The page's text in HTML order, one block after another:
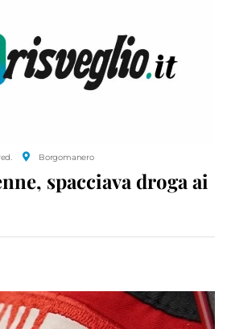
Borgomanero
spacciava droga ai